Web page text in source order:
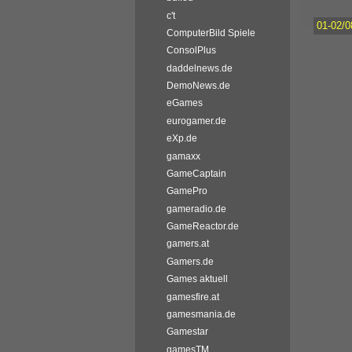
01-02/
c't
ComputerBild Spiele
ConsolPlus
daddelnews.de
DemoNews.de
eGames
eurogamer.de
eXp.de
gamaxx
GameCaptain
GamePro
gameradio.de
GameReactor.de
gamers.at
Gamers.de
Games aktuell
gamesfire.at
gamesmania.de
Gamestar
gamesTM